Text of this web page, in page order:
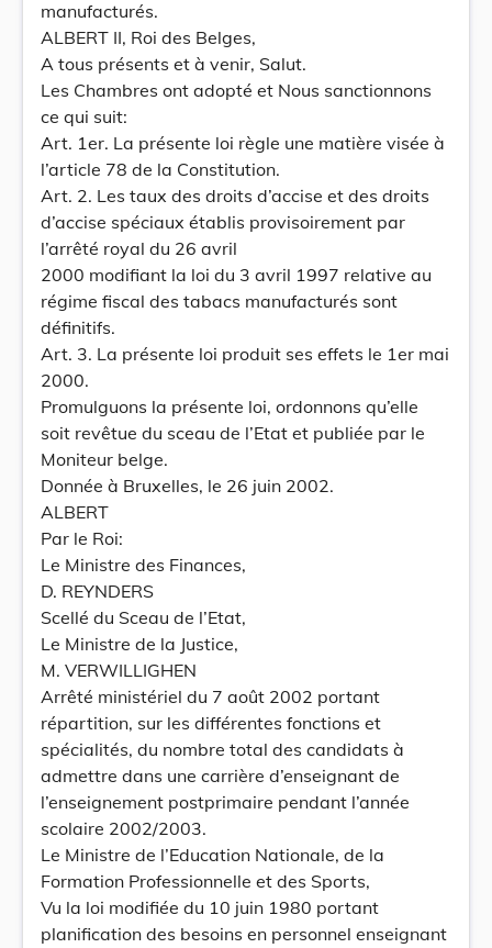
manufacturés.
ALBERT II, Roi des Belges,
A tous présents et à venir, Salut.
Les Chambres ont adopté et Nous sanctionnons
ce qui suit:
Art. 1er. La présente loi règle une matière visée à
l’article 78 de la Constitution.
Art. 2. Les taux des droits d’accise et des droits
d’accise spéciaux établis provisoirement par
l’arrêté royal du 26 avril
2000 modifiant la loi du 3 avril 1997 relative au
régime fiscal des tabacs manufacturés sont
définitifs.
Art. 3. La présente loi produit ses effets le 1er mai
2000.
Promulguons la présente loi, ordonnons qu’elle
soit revêtue du sceau de l’Etat et publiée par le
Moniteur belge.
Donnée à Bruxelles, le 26 juin 2002.
ALBERT
Par le Roi:
Le Ministre des Finances,
D. REYNDERS
Scellé du Sceau de l’Etat,
Le Ministre de la Justice,
M. VERWILLIGHEN
Arrêté ministériel du 7 août 2002 portant
répartition, sur les différentes fonctions et
spécialités, du nombre total des candidats à
admettre dans une carrière d’enseignant de
l’enseignement postprimaire pendant l’année
scolaire 2002/2003.
Le Ministre de l’Education Nationale, de la
Formation Professionnelle et des Sports,
Vu la loi modifiée du 10 juin 1980 portant
planification des besoins en personnel enseignant